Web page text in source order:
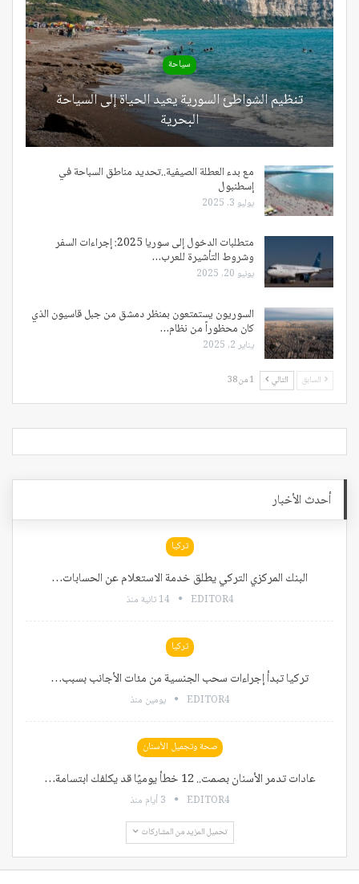
سياحة
تنظيم الشواطئ السورية يعيد الحياة إلى السياحة
البحرية
مع بدء العطلة الصيفية..تحديد مناطق السباحة في
إسطنبول
يوليو 3, 2025
متطلبات الدخول إلى سوريا 2025: إجراءات السفر
وشروط التأشيرة للعرب…
يونيو 20, 2025
السوريون يستمتعون بمنظر دمشق من جبل قاسيون الذي
كان محظوراً من نظام…
يناير 2, 2025
السابق التالي 1 من 38
أحدث الأخبار
تركيا
البنك المركزي التركي يطلق خدمة الاستعلام عن الحسابات…
EDITOR4 14 ثانية منذ
تركيا
تركيا تبدأ إجراءات سحب الجنسية من مئات الأجانب بسبب…
EDITOR4 يومين منذ
صحة وتجميل الأسنان
عادات تدمر الأسنان بصمت.. 12 خطأ يوميًا قد يكلفك ابتسامة…
EDITOR4 3 أيام منذ
تحميل المزيد من المشاركات